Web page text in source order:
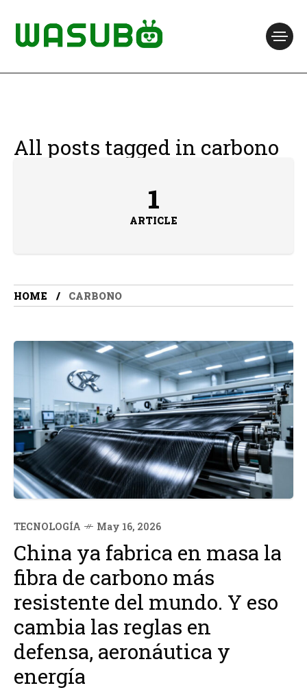
All posts tagged in carbono
1
ARTICLE
HOME CARBONO
TECNOLOGÍA May 16, 2026
China ya fabrica en masa la
fibra de carbono más
resistente del mundo. Y eso
cambia las reglas en
defensa, aeronáutica y
energía